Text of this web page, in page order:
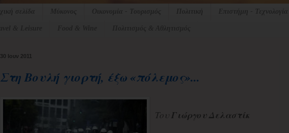
30 Ιουν 2011
Στη Βουλή γιορτή, έξω «πόλεμος»...
Toυ Γιώργου Δελαστίκ